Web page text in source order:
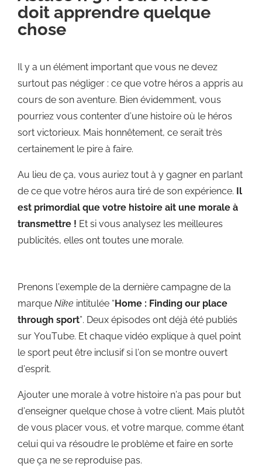
doit apprendre quelque
chose
Il y a un élément important que vous ne devez
surtout pas négliger : ce que votre héros a appris au
cours de son aventure. Bien évidemment, vous
pourriez vous contenter d’une histoire où le héros
sort victorieux. Mais honnêtement, ce serait très
certainement le pire à faire.
Au lieu de ça, vous auriez tout à y gagner en parlant
de ce que votre héros aura tiré de son expérience. Il
est primordial que votre histoire ait une morale à
transmettre ! Et si vous analysez les meilleures
publicités, elles ont toutes une morale.
Prenons l’exemple de la dernière campagne de la
marque Nike intitulée “ Home : Finding our place
through sport”. Deux épisodes ont déjà été publiés
sur YouTube. Et chaque vidéo explique à quel point
le sport peut être inclusif si l’on se montre ouvert
d’esprit.
Ajouter une morale à votre histoire n’a pas pour but
d’enseigner quelque chose à votre client. Mais plutôt
de vous placer vous, et votre marque, comme étant
celui qui va résoudre le problème et faire en sorte
que ça ne se reproduise pas.